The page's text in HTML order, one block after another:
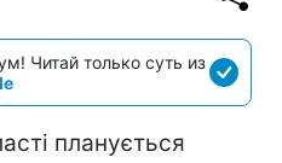
Читай только суть из
планується